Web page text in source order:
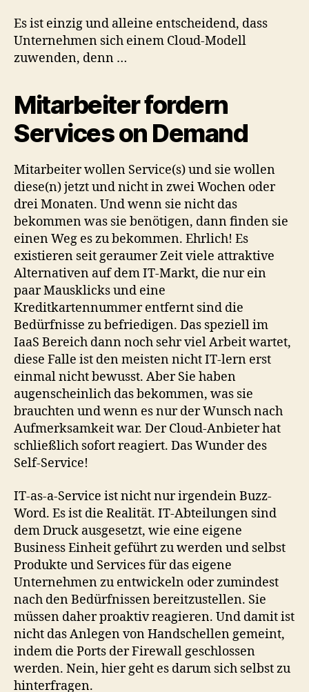
Es ist einzig und alleine entscheidend, dass
Unternehmen sich einem Cloud-Modell
zuwenden, denn …
Mitarbeiter fordern
Services on Demand
Mitarbeiter wollen Service(s) und sie wollen
diese(n) jetzt und nicht in zwei Wochen oder
drei Monaten. Und wenn sie nicht das
bekommen was sie benötigen, dann finden sie
einen Weg es zu bekommen. Ehrlich! Es
existieren seit geraumer Zeit viele attraktive
Alternativen auf dem IT-Markt, die nur ein
paar Mausklicks und eine
Kreditkartennummer entfernt sind die
Bedürfnisse zu befriedigen. Das speziell im
IaaS Bereich dann noch sehr viel Arbeit wartet,
diese Falle ist den meisten nicht IT-lern erst
einmal nicht bewusst. Aber Sie haben
augenscheinlich das bekommen, was sie
brauchten und wenn es nur der Wunsch nach
Aufmerksamkeit war. Der Cloud-Anbieter hat
schließlich sofort reagiert. Das Wunder des
Self-Service!
IT-as-a-Service ist nicht nur irgendein Buzz-
Word. Es ist die Realität. IT-Abteilungen sind
dem Druck ausgesetzt, wie eine eigene
Business Einheit geführt zu werden und selbst
Produkte und Services für das eigene
Unternehmen zu entwickeln oder zumindest
nach den Bedürfnissen bereitzustellen. Sie
müssen daher proaktiv reagieren. Und damit ist
nicht das Anlegen von Handschellen gemeint,
indem die Ports der Firewall geschlossen
werden. Nein, hier geht es darum sich selbst zu
hinterfragen.